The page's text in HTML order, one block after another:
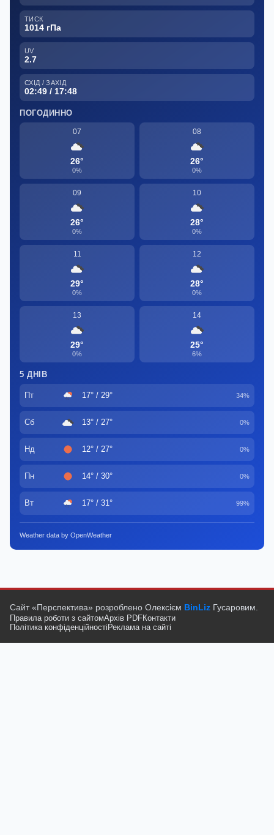
ТИСК
1014 гПа
UV
2.7
СХІД / ЗАХІД
02:49 / 17:48
ПОГОДИННО
07
26°
0%
08
26°
0%
09
26°
0%
10
28°
0%
11
29°
0%
12
28°
0%
13
29°
0%
14
25°
6%
5 ДНІВ
Пт 17° / 29° 34%
Сб 13° / 27° 0%
Нд 12° / 27° 0%
Пн 14° / 30° 0%
Вт 17° / 31° 99%
Weather data by OpenWeather
Сайт «Перспектива» розроблено Олексієм BinLiz Гусаровим.
Правила роботи з сайтомАрхів PDFКонтакти
Політика конфіденційності Реклама на сайті